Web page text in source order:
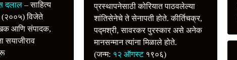
दलाल – साहित्य
(२००५) विजेते
आणि संपादक,
सयाजीराव
प्रस्थापनेसाठी कोरियात पाठवलेल्या
शांतिसेनेचे ते सेनापती होते. कीर्तिचक्र,
पद्मश्री, सावरकर पुरस्कार असे अनेक
मानसन्मान त्यांना मिळाले होते.
(जन्म: १२ ऑगस्ट१९०६)